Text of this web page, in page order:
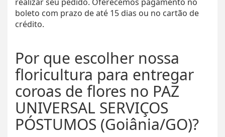
boleto com prazo de até 15 dias ou no cartão de
crédito.
Por que escolher nossa
floricultura para entregar
coroas de flores no PAZ
UNIVERSAL SERVIÇOS
PÓSTUMOS (Goiânia/GO)?